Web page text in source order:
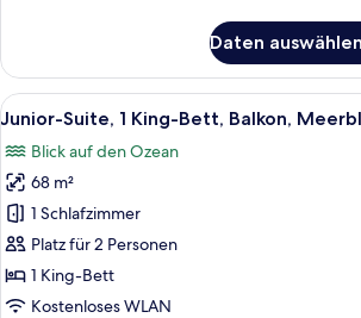
2 Doppelbetten,
Balkon,
Meerblick
Daten
Alle
Fotos
für
Junior-
Suite,
1 King-
Bett,
Balkon,
Ein
7
Junior-Suite, 1 King-Bett, Balkon,
Blick auf den Ozean
68 m²
1 Schlafzimmer
Platz für 2 Personen
1 King-Bett
Kostenloses WLAN